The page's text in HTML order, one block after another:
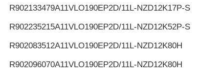
R902133479A11VLO190EP2D/11L-NZD12K17P-S
R902235215A11VLO190EP2D/11L-NZD12K52P-S
R902083512A11VLO190EP2D/11L-NZD12K80H
R902096070A11VLO190EP2D/11L-NZD12K80H